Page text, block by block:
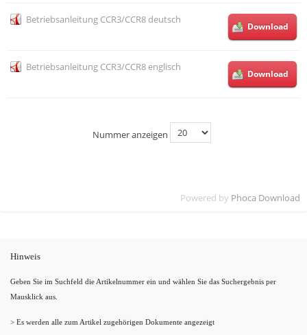
Betriebsanleitung CCR3/CCR8 deutsch
Download
Betriebsanleitung CCR3/CCR8 englisch
Download
Nummer anzeigen
Powered by Phoca Download
Hinweis
Geben Sie im Suchfeld die Artikelnummer ein und wählen Sie das Suchergebnis per
Mausklick aus.
> Es werden alle zum Artikel zugehörigen Dokumente angezeigt